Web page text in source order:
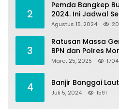
2
Pemda Bangkep
2024. Ini Jadwal
Agustus 15, 2024
3
Ratusan Massa
BPN dan Polres
Maret 25, 2025 1704
4 Banjir Banggai
Juli 5, 2024 1591